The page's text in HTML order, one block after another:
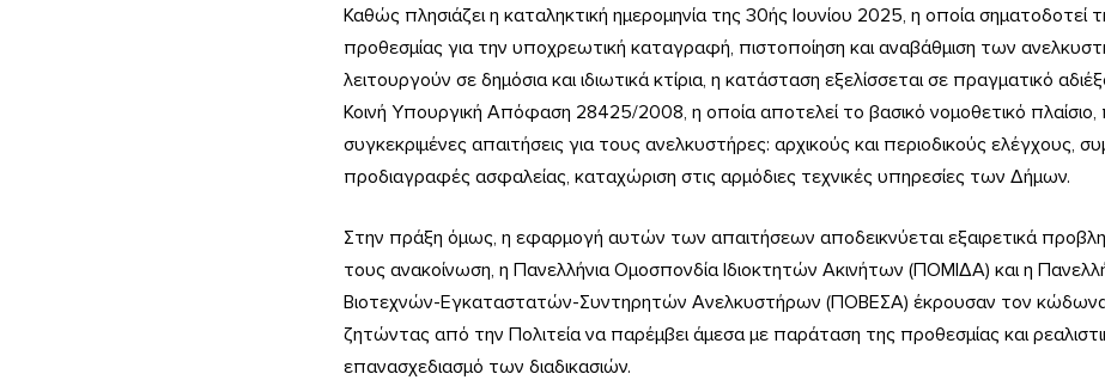
Πιστοποίηση
ασανσέρ:
Ο
χρόνος
τελειώνει,
τα
πρόστιμα
πλησιάζουν
–
Καθώς πλησιάζει η καταληκτική ημερομηνία της 30ής Ιουνίου 2025, η οποία σηματοδοτεί
προθεσμίας για την υποχρεωτική καταγραφή, πιστοποίηση και αναβάθμιση των
λειτουργούν σε δημόσια και ιδιωτικά κτίρια, η κατάσταση εξελίσσεται σε πραγματικό
Κοινή Υπουργική Απόφαση 28425/2008, η οποία αποτελεί το βασικό νομοθετικό πλαίσιο,
συγκεκριμένες απαιτήσεις για τους ανελκυστήρες: αρχικούς και περιοδικούς ελέγχους,
προδιαγραφές ασφαλείας, καταχώριση στις αρμόδιες τεχνικές υπηρεσίες των Δήμων.
Στην πράξη όμως, η εφαρμογή αυτών των απαιτήσεων αποδεικνύεται εξαιρετικά
τους ανακοίνωση, η Πανελλήνια Ομοσπονδία Ιδιοκτητών Ακινήτων (ΠΟΜΙΔΑ) και η
Βιοτεχνών-Εγκαταστατών-Συντηρητών Ανελκυστήρων (ΠΟΒΕΣΑ) έκρουσαν τον κώδωνα
ζητώντας από την Πολιτεία να παρέμβει άμεσα με παράταση της προθεσμίας και
επανασχεδιασμό των διαδικασιών.